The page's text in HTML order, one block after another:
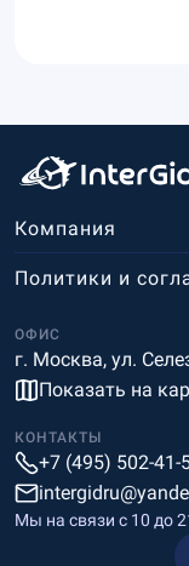
Компания
ОФИС
г. Москва, ул.
Показать на
Политики и
КОНТАКТЫ
+7 (495) 502-41-
Мы на связи c 10 до